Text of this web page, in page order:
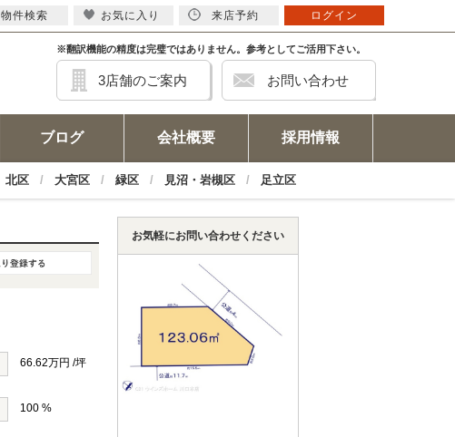
※翻訳機能の精度は完璧ではありません。参考としてご活用下さい。
3店舗のご案内 お問い合わせ
ブログ 会社概要 採用情報
北区 大宮区 緑区 見沼・岩槻区 足立区
66.62万円 /坪
100 %
お気軽にお問い合わせください
物件検索 お気に入り 来店予約 ログイン